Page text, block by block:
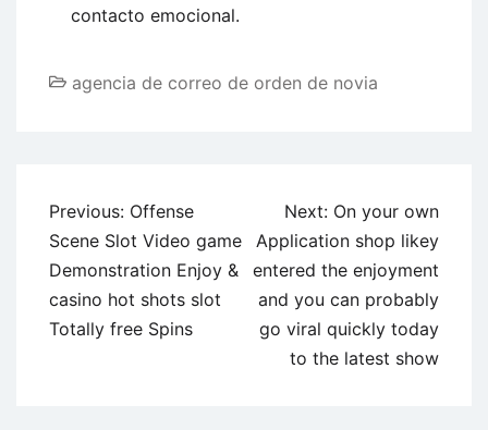
contacto emocional.
agencia de correo de orden de novia
Post
navigation
Previous: Offense
Scene Slot Video game
Demonstration Enjoy &
casino hot shots slot
Totally free Spins
Next: On your own
Application shop likey
entered the enjoyment
and you can probably
go viral quickly today
to the latest show